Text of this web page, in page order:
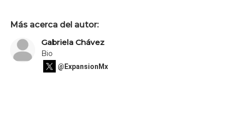
Más acerca del autor:
Gabriela Chávez
Bio
@ExpansionMx